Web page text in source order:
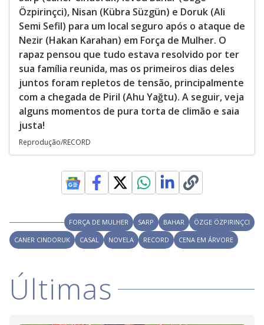
Özpirinçci), Nisan (Kübra Süzgün) e Doruk (Ali
Semi Sefil) para um local seguro após o ataque de
Nezir (Hakan Karahan) em Força de Mulher. O
rapaz pensou que tudo estava resolvido por ter
sua família reunida, mas os primeiros dias deles
juntos foram repletos de tensão, principalmente
com a chegada de Piril (Ahu Yağtu). A seguir, veja
alguns momentos de pura torta de climão e saia
justa!
Reprodução/RECORD
FORÇA DE MULHER SARP BAHAR
ÖZGE ÖZPIRINÇCI
CANER CINDORUK
CASAL NOVELA RECORD CENA EM ÁRVORE
Últimas